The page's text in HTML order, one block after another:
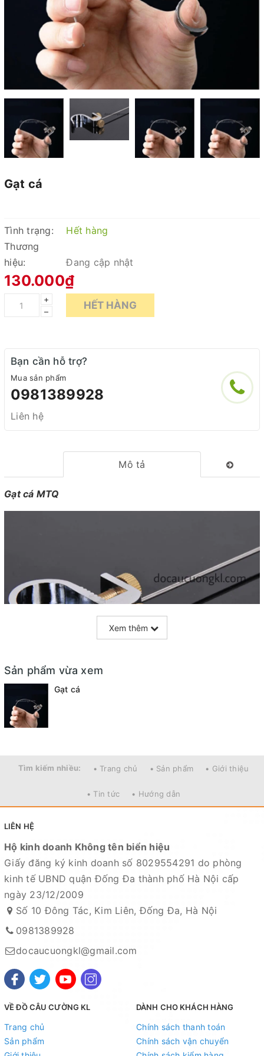
Gạt cá
Tình trạng:
Hết hàng
Thương
hiệu:
Đang cập nhật
130.000₫
+
–
HẾT HÀNG
Bạn cần hỗ trợ?
Mua sản phẩm
0981389928
Liên hệ
Mô tả
Gạt cá MTQ
: 098.138.9928 - 098.902.9066 - 090.565.6668 -
091.258.3939
để được giải đáp.
Xem thêm
Sản phẩm vừa xem
Gạt cá
Tìm kiếm nhiều: • Trang chủ • Sản phẩm • Giới thiệu
• Tin tức • Hướng dẫn
LIÊN HỆ
Hộ kinh doanh Không tên biển hiệu
Giấy đăng ký kinh doanh số 8029554291 do phòng
kinh tế UBND quận Đống Đa thành phố Hà Nội cấp
ngày 23/12/2009
Số 10 Đông Tác, Kim Liên, Đống Đa, Hà Nội
0981389928
docaucuongkl@gmail.com
VỀ ĐỒ CÂU CƯỜNG KL
Trang chủ
Sản phẩm
DÀNH CHO KHÁCH HÀNG
Chính sách thanh toán
Chính sách vận chuyển